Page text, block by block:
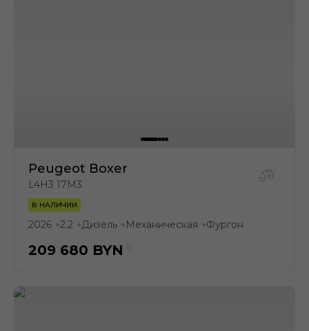
Peugeot Boxer
L4H3 17M3
В НАЛИЧИИ
2026 ●2.2 ●Дизель ● Механическая ●Фургон
209 680 BYN